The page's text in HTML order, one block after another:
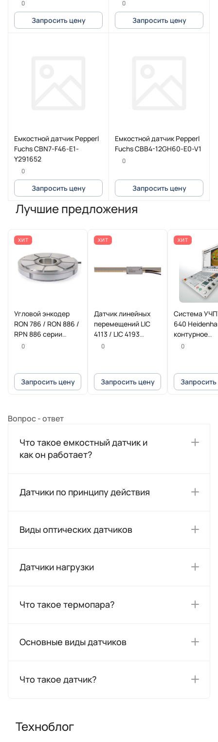
0
Запросить цену
0
Запросить цену
Емкостной датчик Pepperl
Fuchs CBN7-F46-E1-
Y291652
0
Запросить цену
Емкостной датчик Pepperl
Fuchs CBB4-12GH60-E0-V1
0
Запросить цену
Лучшие предложения
ХИТ
Угловой энкодер
RON 786 / RON 886 /
RPN 886 серии
HEIDENHAIN
0
Запросить цену
ХИТ
Датчик линейных
перемещений LIC
4113 / LIC 4193
HEIDENHAIN
0
Запросить цену
ХИТ
Система
640
контурное
управление
станков
0
Вопрос - ответ
Что такое емкостный датчик и
как он работает?
Датчики по принципу действия
Виды оптических датчиков
Датчики нагрузки
Что такое термопара?
Основные виды датчиков
Что такое датчик?
Техноблог